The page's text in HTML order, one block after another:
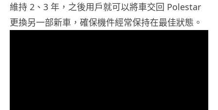
維持 2、3 年，之後用戶就可以將車交回 Polestar
更換另一部新車，確保機件經常保持在最佳狀態。